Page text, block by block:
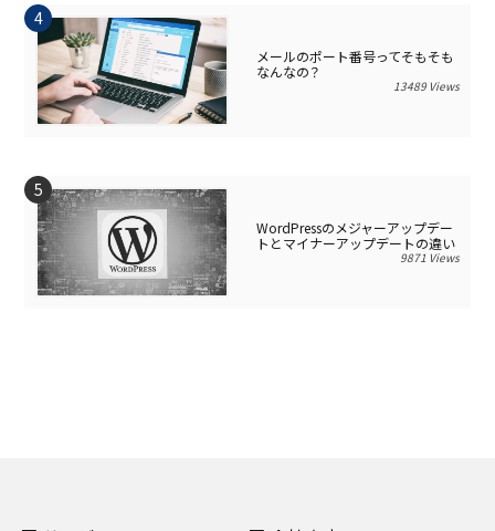
メールのポート番号ってそもそも
なんなの？
13489 Views
WordPressのメジャーアップデー
トとマイナーアップデートの違い
9871 Views